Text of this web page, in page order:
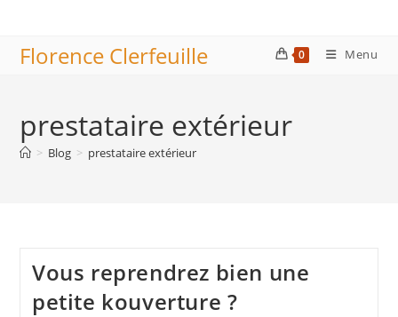
contentFlorence Clerfeuille 0 Menu
prestataire extérieur
> Blog > prestataire extérieur
Vous reprendrez bien une
petite kouverture ?